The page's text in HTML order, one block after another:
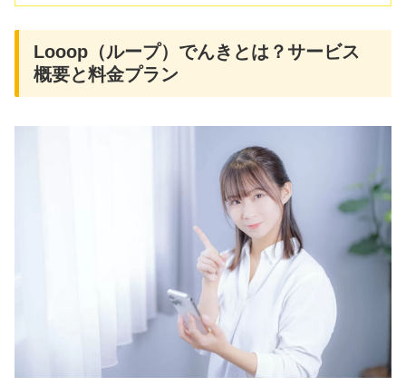
Looop（ループ）でんきとは？サービス
概要と料金プラン